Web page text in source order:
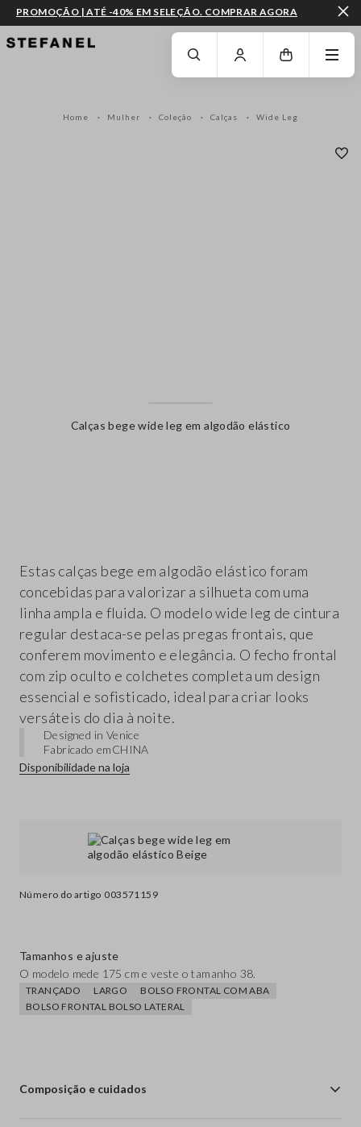
IR PARA O CONTEÚDO PRINCIPAL DESÇA ATÉ AO FIM DA PÁGINA
PROMOÇÃO | ATÉ -40% EM SELEÇÃO. COMPRAR AGORA
Home Mulher Coleção Calças Wide Leg
Calças bege wide leg em algodão elástico
Número do artigo 003571159
Estas calças bege em algodão elástico foram
concebidas para valorizar a silhueta com uma
linha ampla e fluida. O modelo wide leg de cintura
regular destaca-se pelas pregas frontais, que
conferem movimento e elegância. O fecho frontal
com zip oculto e colchetes completa um design
essencial e sofisticado, ideal para criar looks
versáteis do dia à noite.
Designed in Venice
Fabricado emCHINA
Disponibilidade na loja
Tamanhos e ajuste
O modelo mede 175 cm e veste o tamanho 38.
TRANÇADO LARGO
BOLSO FRONTAL COM ABA
BOLSO FRONTAL BOLSO LATERAL
Composição e cuidados